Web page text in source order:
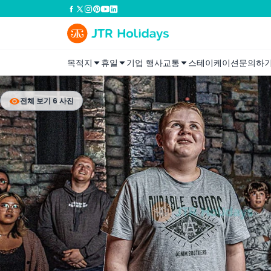
목적지 휴일 기업 행사교통 스테이케이션문의하
전체 보기 6 사진